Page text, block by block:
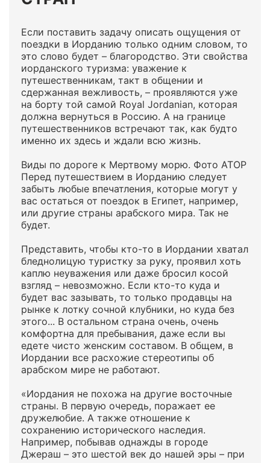
Если поставить задачу описать ощущения от
поездки в Иорданию только одним словом, то
это слово будет – благородство. Эти свойства
иорданского туризма: уважение к
путешественникам, такт в общении и
сдержанная вежливость, – проявляются уже
на борту той самой Royal Jordanian, которая
должна вернуться в Россию. А на границе
путешественников встречают так, как будто
именно их здесь и ждали всю жизнь.
Виды по дороге к Мертвому морю. Фото АТОР
Перед путешествием в Иорданию следует
забыть любые впечатления, которые могут у
вас остаться от поездок в Египет, например,
или другие страны арабского мира. Так не
будет.
Представить, чтобы кто-то в Иордании хватал
бледнолицую туристку за руку, проявил хоть
каплю неуважения или даже бросил косой
взгляд – невозможно. Если кто-то куда и
будет вас зазывать, то только продавцы на
рынке к лотку сочной клубники, но куда без
этого... В остальном страна очень, очень
комфортна для пребывания, даже если вы
едете чисто женским составом. В общем, в
Иордании все расхожие стереотипы об
арабском мире не работают.
«Иордания не похожа на другие восточные
страны. В первую очередь, поражает ее
дружелюбие. А также отношение к
сохранению исторического наследия.
Например, побывав однажды в городе
Джераш – это шестой век до нашей эры – при